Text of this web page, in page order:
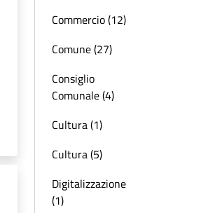
Commercio (12)
Comune (27)
Consiglio
Comunale (4)
Cultura (1)
Cultura (5)
Digitalizzazione
(1)